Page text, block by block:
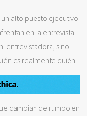
un alto puesto ejecutivo
en la entrevista
entrevistadora, sino
es realmente quién.
cambian de rumbo en